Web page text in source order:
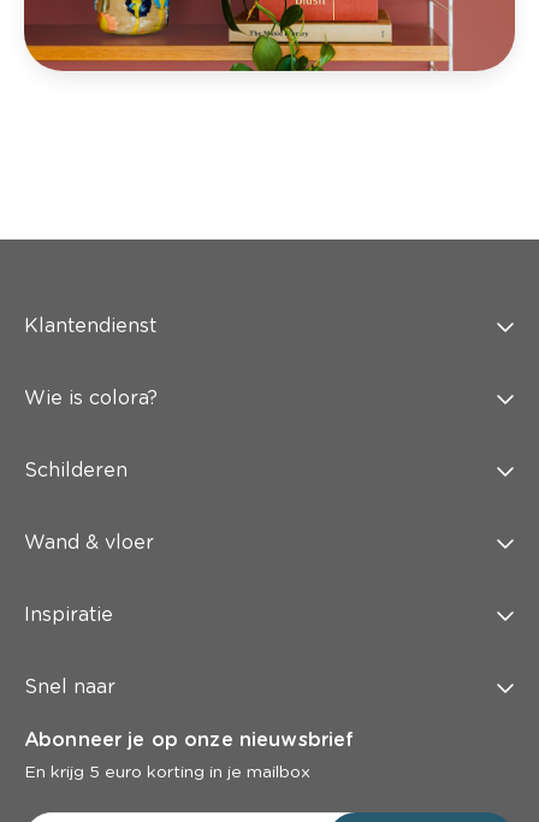
Klantendienst
Wie is colora?
Schilderen
Wand & vloer
Inspiratie
Snel naar
Abonneer je op onze nieuwsbrief
En krijg 5 euro korting in je mailbox